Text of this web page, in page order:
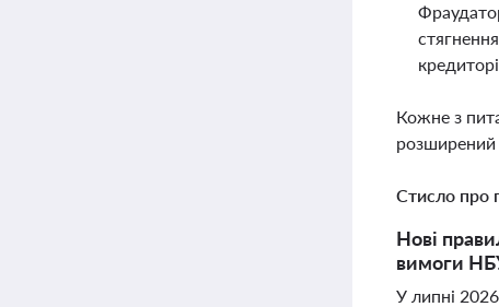
Кожне з
розширений
Стисло про
Нові
вимоги
У липні